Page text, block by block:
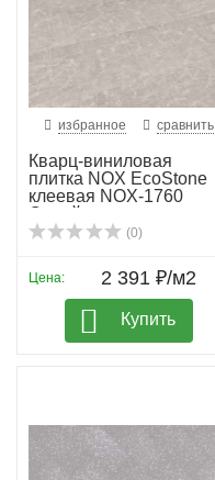
избранное сравнить
Кварц-виниловая
плитка NOX EcoStone
клеевая NOX-1760
Синай
(0)
Цена: 2 391 ₽/м2
Купить